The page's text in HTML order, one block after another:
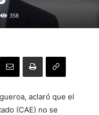
358
aclaró que el
(CAE) no se